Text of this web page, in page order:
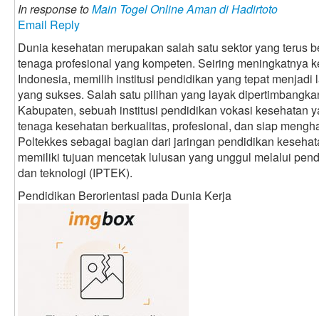
In response toMain Togel Online Aman di Hadirtoto
Email Reply
Dunia kesehatan merupakan salah satu sektor yang terus
tenaga profesional yang kompeten. Seiring meningkatnya
Indonesia, memilih institusi pendidikan yang tepat
yang sukses. Salah satu pilihan yang layak
Kabupaten, sebuah institusi pendidikan vokasi kesehatan
tenaga kesehatan berkualitas, profesional, dan siap
Poltekkes sebagai bagian dari jaringan pendidikan
memiliki tujuan mencetak lulusan yang unggul melalui
dan teknologi (IPTEK).
Pendidikan Berorientasi pada Dunia Kerja